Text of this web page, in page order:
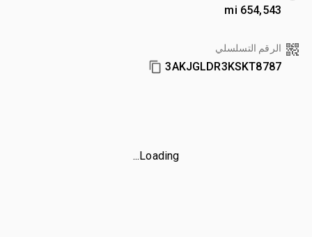
654,543 mi
الرقم التسلسلي
3AKJGLDR3KSKT8787
Loading...